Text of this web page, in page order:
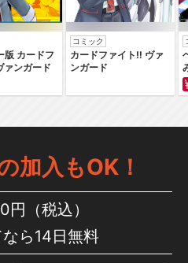
版 カードフ
ァンガード
コミック
カードファイト‼ ヴァ
ンガード
加入もOK！
円（税込）
ら14日無料